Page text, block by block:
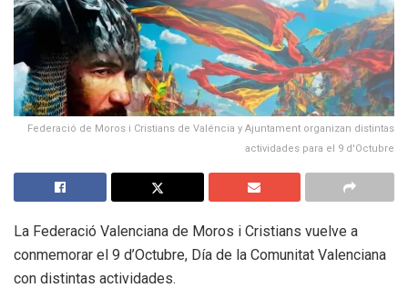
Federació de Moros i Cristians de Valéncia y Ajuntament organizan distintas
actividades para el 9 d'Octubre
La Federació Valenciana de Moros i Cristians vuelve a
conmemorar el 9 d’Octubre, Día de la Comunitat Valenciana
con distintas actividades.